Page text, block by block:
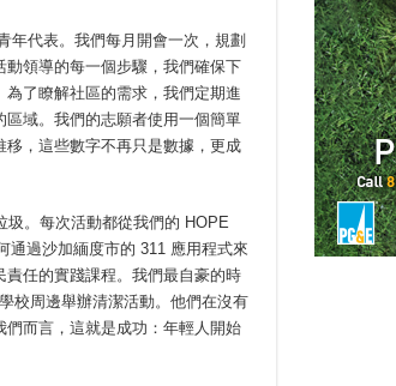
年代表。我們每月開會一次，規劃
領導的每一個步驟，我們確保下
了瞭解社區的需求，我們定期進
域。我們的志願者使用一個簡單
，這些數字不再只是數據，更成
圾。每次活動都從我們的 HOPE
通過沙加緬度市的 311 應用程式來
任的實踐課程。我們最自豪的時
校周邊舉辦清潔活動。他們在沒有
而言，這就是成功：年輕人開始